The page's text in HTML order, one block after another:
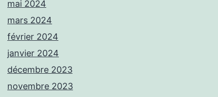
mai 2024
mars 2024
février 2024
janvier 2024
décembre 2023
novembre 2023